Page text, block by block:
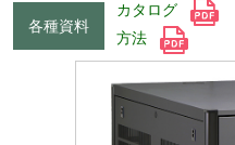
各種資料
カタログ
方法